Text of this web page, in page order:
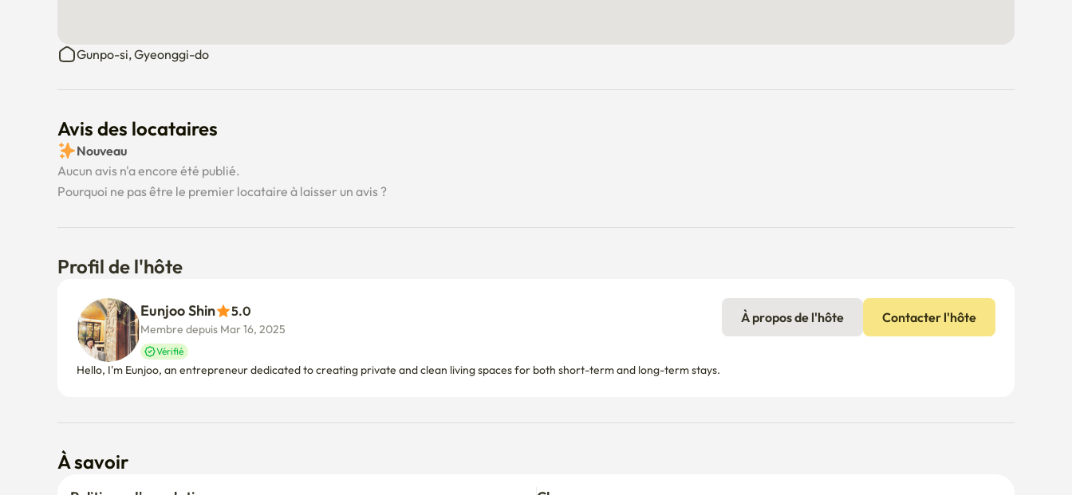
Gunpo-si, Gyeonggi-do
Avis des locataires
Nouveau
Aucun avis n'a encore été publié.
Pourquoi ne pas être le premier locataire à laisser un avis ?
Profil de l'hôte
Eunjoo Shin 5.0
Membre depuis Mar 16, 2025
Vérifié
À propos de l'hôte Contacter l'hôte
Hello, I'm Eunjoo, an entrepreneur dedicated to creating private and clean living spaces for both short-term and long-term stays.
À savoir